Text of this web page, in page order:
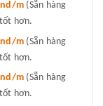
m (Sẵn hàng
hơn.
m (Sẵn hàng
hơn.
m (Sẵn hàng
hơn.